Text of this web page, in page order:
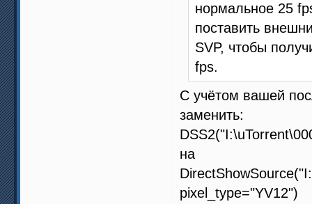
нормальное 25
поставить
SVP, чтобы
fps.
С учётом вашей
заменить:
на
pixel_type="YV12")